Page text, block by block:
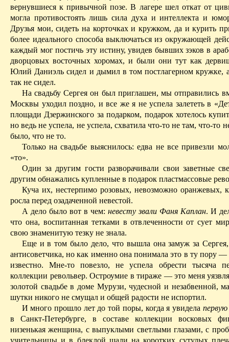
вернувшиеся кпривычной позе. В лагере шел откат от
могла противостоять лишь сила духа и интеллекта и
Друзья мои, сидеть на корточках и кружком, да и курить
более идеального способа выключаться из окружающей
каждый мог постичь эту исти­ну, увидев бывших зэков в
дворцовых восточных хоромах, и были они тут как
Юлий Даниэль сидел и дымил в том постлагерном кружке,
так не сидел.
На свадьбу Сергея он был приглашен, мы отправились
Москвы уходил поздно, и все же я не успела залететь в
площади Дзержинского за подарком, подарок хотелось
но ведь не успела, не успела, схватила что‑то не там, что‑то
было, что не то.
Только на свадьбе выяснилось: едва не все привезли
«то».
Один за другим гости разворачивали свои заветные
другим обнажались купленные в подарок пластмассовые
Куча их, нестерпимо розовых, невозможно оранжевых,
росла перед озадаченной невестой.
А дело было вот в чем: невесту звали Фаня Каплан. И
что она, воспитанная тетками в отвлеченности от сует
свою знаменитую тезку не знала.
Еще и в том было дело, что вышла она замуж за Сергея,
антисоветчика, но как именно она понимала это в ту пору —
известно. Мне‑то повезло, не успела обрести тысяча
коллекции револьвер. Остроумие в тираже — это меня
золотой свадьбе в доме Мурузи, чудесной и незабвенной,
шутки никого не смущал и общей радости не испортил.
И много прошло лет до той поры, когда я увидела первую
в Санкт‑Пе­тер­бурге, в составе коллекции восковых
низенькая женщина, с выпуклыми светлыми глазами, с
учительницы и в блеклой шали на коротких сутулых